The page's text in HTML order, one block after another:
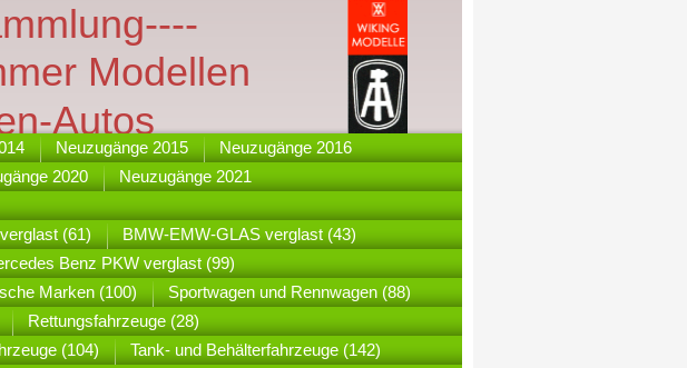
Modellen
Autos
Neuzugänge 2015
Neuzugänge 2016
2020
Neuzugänge 2021
(61)
BMW-EMW-GLAS verglast (43)
Benz PKW verglast (99)
Marken (100)
Sportwagen und Rennwagen (88)
Rettungsfahrzeuge (28)
(104)
Tank- und Behälterfahrzeuge (142)